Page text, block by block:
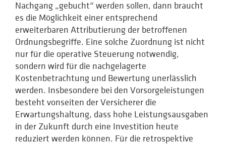
Nachgang „gebucht“ werden sollen, dann braucht
es die Möglichkeit einer entsprechend
erweiterbaren Attributierung der betroffenen
Ordnungsbegriffe. Eine solche Zuordnung ist nicht
nur für die operative Steuerung notwendig,
sondern wird für die nachgelagerte
Kostenbetrachtung und Bewertung unerlässlich
werden. Insbesondere bei den Vorsorgeleistungen
besteht vonseiten der Versicherer die
Erwartungshaltung, dass hohe Leistungsausgaben
in der Zukunft durch eine Investition heute
reduziert werden können. Für die retrospektive